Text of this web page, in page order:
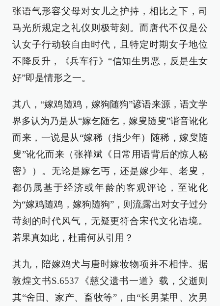
张语气形容父母对女儿之护持，相比之下，司
马光所规定之礼仪则极苛刻。而唐代不仅是公
认女子行动较自由时代，且特定时期女子地位
不降反升，《兵车行》“信知生男恶，反是生女
好”即是情形之一。
其八，“嫁鸡随鸡，嫁狗随狗”谚语来源，语文学
界多认为乃是从“嫁乞随乞，嫁叟随叟”谐音讹化
而来，一说是从“嫁稀（指少年）随稀，嫁叟随
叟”讹化而来（张祥斌《日常用语背后的惊人秘
密》）。无论是嫁乞丐，还是嫁少年、老叟，
都仍属基于经济或年龄的客观评论，至讹化
为“嫁鸡随鸡，嫁狗随狗”，则流露出对女子过分
苛刻的时代风气，无疑更符合宋代文化语境。
若果真如此，杜甫何从引用？
其九，陪嫁鸡犬与唐时嫁妆物项并不相悖。据
敦煌文书S.6537《慈父遗书一道》载，父逝则
其“舍田、家产、畜牧等”，由“长男某甲、次男